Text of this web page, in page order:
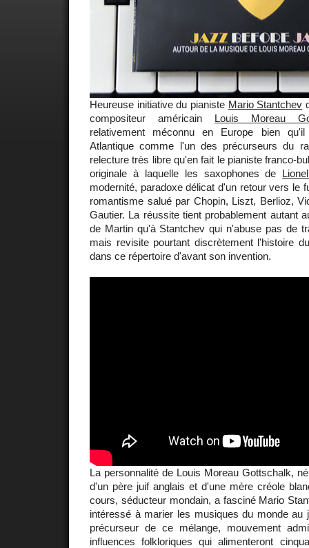
Heureuse initiative du pianiste Mario Stantchev
compositeur américain Louis Moreau
relativement méconnu en Europe bien
Atlantique comme l'un des précurseurs du
relecture très libre qu'en fait le pianiste franco-
originale à laquelle les saxophones de
modernité, paradoxe délicat d'un retour vers le
romantisme salué par Chopin, Liszt, Berlioz,
Gautier. La réussite tient probablement autant
de Martin qu'à Stantchev qui n'abuse pas de
mais revisite pourtant discrètement l'histoire
dans ce répertoire d'avant son invention.
La personnalité de Louis Moreau Gottschalk,
d'un père juif anglais et d'une mère créole
cours, séducteur mondain, a fasciné Mario
intéressé à marier les musiques du monde au
précurseur de ce mélange, mouvement
influences folkloriques qui alimenteront